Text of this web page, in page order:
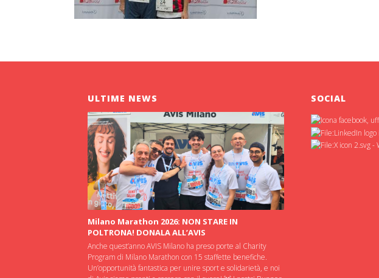
ULTIME NEWS
Milano Marathon 2026: NON STARE IN
POLTRONA! DONALA ALL’AVIS
Anche quest’anno AVIS Milano ha preso porte al Charity
Program di Milano Marathon con 15 staffette benefiche.
Un’opportunità fantastica per unire sport e solidarietà, e noi
SOCIAL